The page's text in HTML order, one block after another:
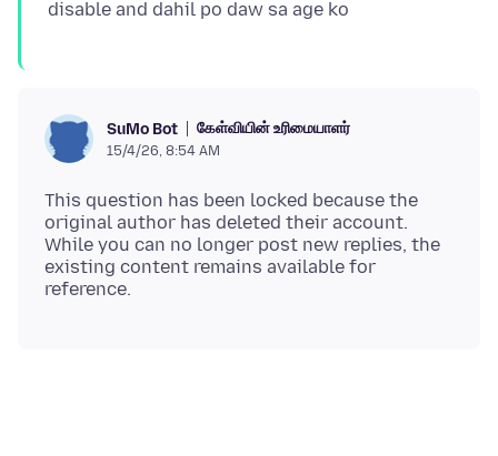
SuMo Bot கேள்வியின் உரிமையாளர்
15/4/26, 8:54 AM
This question has been locked because the
original author has deleted their account.
While you can no longer post new replies, the
existing content remains available for